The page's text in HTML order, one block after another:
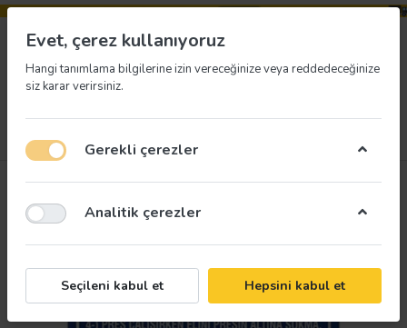
Evet, çerez kullanıyoruz
Hangi tanımlama bilgilerine izin vereceğinize veya reddedeceğinize
siz karar verirsiniz.
Gerekli çerezler
Analitik çerezler
Seçileni kabul et Hepsini kabul et